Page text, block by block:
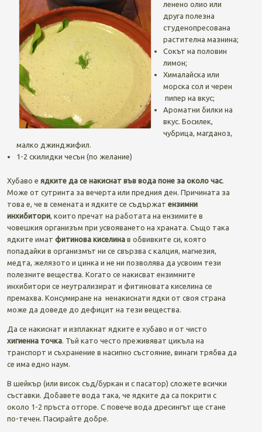
ленено олио или
друга полезна
студенопресована
растителна мазнина;
Сокът на половин
лимон;
Хималайска или
морска сол и черен
пипер на вкус;
Ароматни билки на
вкус. Босилек,
чубрица, магданоз,
малко джинджифил.
1-2 скилидки чесън (по желание)
Хубаво е ядките да се накиснат във вода поне за около час.
Може от сутринта за вечерта или предния ден. Причината за
това е, че в семената и ядките се съдържат ензимни
инхибитори, които пречат на работата на ензимите в
човешкия организъм при усвояването на храната. Също така
ядките имат фитинова киселинав обвивките си, която
попадайки в организмът ни се свързва с калция, магнезия,
медта, желязото и цинка и не ни позволява да усвоим тези
полезните вещества. Когато се накисват ензимните
инхибитори се неутрализират и фитиновата киселина се
премахва. Консумиране на ненакиснати ядки от своя страна
може да доведе до дефицит на тези вещества.
Да се накиснат и изплакнат ядките е хубаво и от чисто
хигиенна точка. Тъй като често преживяват цикъла на
транспорт и съхранение в насипно състояние, винаги трябва да
се има едно наум.
В шейкър (или висок съд/буркан и с пасатор) сложете всички
съставки. Добавете вода така, че ядките да са покрити с
около 1-2 пръста отгоре. С повече вода дресингът ще стане
по-течен. Пасирайте добре.